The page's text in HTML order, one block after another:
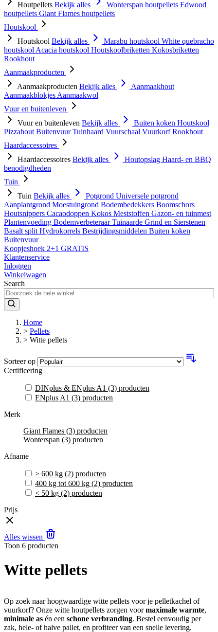
Houtpellets Bekijk alles Wonterspan houtpellets Edwood
houtpellets Giant Flames houtpellets
Houtskool
Houtskool Bekijk alles Marabu houtskool White quebracho
houtskool Acacia houtskool Houtskoolbriketten Kokosbriketten
Rookhout
Aanmaakproducten
Aanmaakproducten Bekijk alles
Aanmaakhout
Aanmaakblokjes Aanmaakwol
Vuur en buitenleven
Vuur en buitenleven Bekijk alles Buiten koken Houtskool
Pizzahout BuitenvuurTuinhaard Vuurschaal VuurkorfRookhout
Haardaccessoires
Haardaccessoires Bekijk alles Houtopslag Haard- en BBQ
benodigdheden
Tuin
Tuin Bekijk alles Potgrond Universele potgrond
Aanplantgrond Moestuingrond Bodembedekkers Boomschors
Houtsnippers Cacaodoppen Kokos Meststoffen Gazon- en tuinmest
Plantenvoeding BodemverbeteraarTuinaarde Grind en Sierstenen
Basalt split Hydrokorrels Bestrijdingsmiddelen Buiten koken
Buitenvuur
Koopjeshoek 2+1 GRATIS
Klantenservice
Inloggen
Winkelwagen
Search
Home
> Pellets
> Witte pellets
Sorteer op
Certificering
DINplus & ENplus A1 (3) producten
ENplus A1 (3) producten
Merk
Giant Flames (3) producten
Wonterspan (3) producten
Afname
> 600 kg (2) producten
400 kg tot 600 kg (2) producten
< 50 kg (2) producten
Prijs
Alles wissen
Toon 6 producten
Witte pellets
Op zoek naar hoogwaardige witte pellets voor je pelletkachel of
vuurkorf? Onze witte houtpellets zorgen voormaximale warmte,
minimale as én een schone verbranding. Bestel eenvoudig per
zak, hele- of halve pallet, en profiteer van een snelle levering.